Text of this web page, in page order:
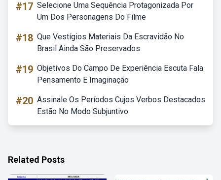
#17 Selecione Uma Sequência Protagonizada Por
Um Dos Personagens Do Filme
#18 Que Vestígios Materiais Da Escravidão No
Brasil Ainda São Preservados
#19 Objetivos Do Campo De Experiência Escuta Fala
Pensamento E Imaginação
#20 Assinale Os Períodos Cujos Verbos Destacados
Estão No Modo Subjuntivo
Related Posts